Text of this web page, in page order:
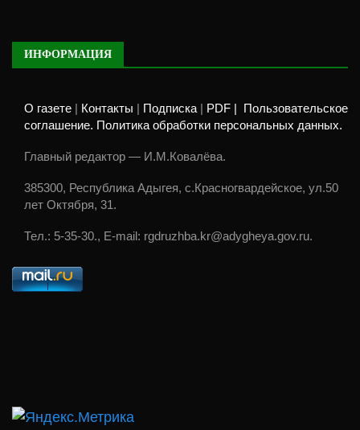
ИНФОРМАЦИЯ
О газете Контакты Подписка PDF |
Пользовательское
соглашение. Политика обработки персональных данных.
Главный редактор — И.М.Ковалёва.
385300, Республика Адыгея, с.Красногвардейское, ул.50
лет Октября, 31.
Тел.: 5-35-30., E-mail: rgdruzhba.kr@adygheya.gov.ru.